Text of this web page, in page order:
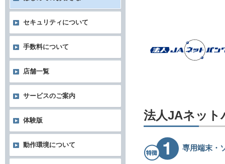
法人JAネット
専用端末・
セキュリティについて
手数料について
店舗一覧
サービスのご案内
体験版
動作環境について